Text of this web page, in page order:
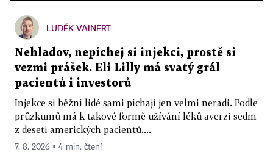
LUDĚK VAINERT
Nehladov, nepíchej si injekci, prostě si
vezmi prášek. Eli Lilly má svatý grál
pacientů i investorů
Injekce si běžní lidé sami píchají jen velmi neradi. Podle
průzkumů má k takové formě užívání léků averzi sedm
z deseti amerických pacientů....
7. 8. 2026 ▪ 4 min. čtení